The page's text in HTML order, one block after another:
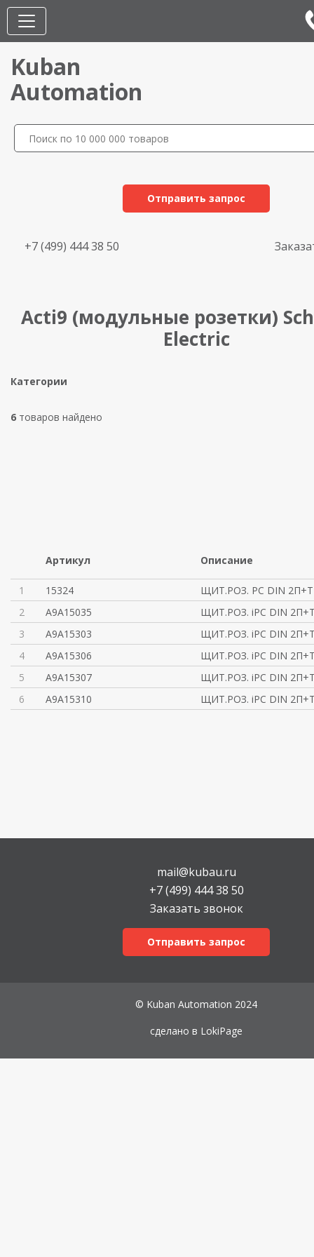
Kuban
Automation
Отправить запрос
+7 (499) 444 38 50
Acti9 (модульные розетки)
Electric
Категории
6 товаров найдено
Артикул Описание
1 15324
ЩИТ.РОЗ. PC DIN
2
A9A15035
ЩИТ.РОЗ. iPC DIN
3
A9A15303
ЩИТ.РОЗ. iPC DIN
4
A9A15306
ЩИТ.РОЗ. iPC DIN
5
A9A15307
ЩИТ.РОЗ. iPC DIN
6
A9A15310 ЩИТ.РОЗ. iPC DIN
mail@kubau.ru
+7 (499) 444 38 50
Заказать звонок
Отправить запрос
© Kuban Automation 2024
сделано в LokiPage